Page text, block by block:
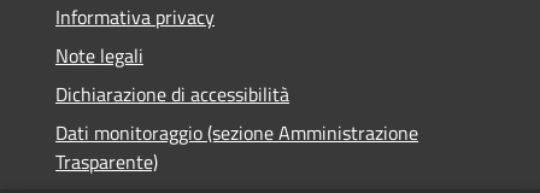
Informativa privacy
Note legali
Dichiarazione di accessibilità
Dati monitoraggio (sezione Amministrazione
Trasparente)